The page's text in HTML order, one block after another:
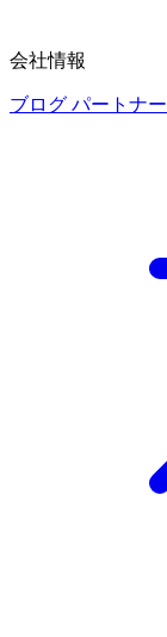
会社情報
ブログ パートナー